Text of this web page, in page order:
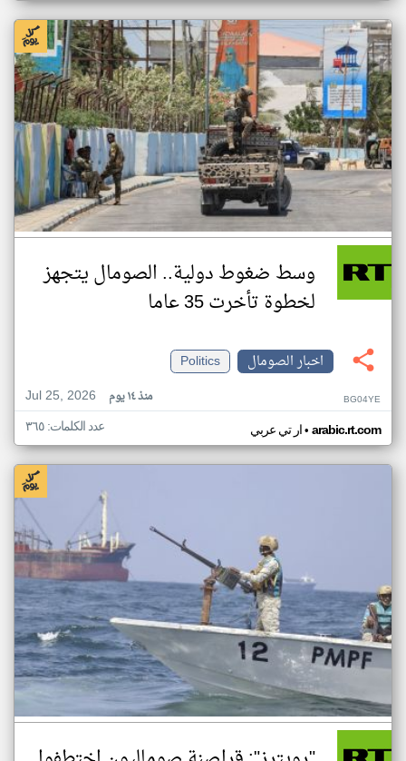
وسط ضغوط دولية.. الصومال يتجهز
لخطوة تأخرت 35 عاما
اخبار الصومال
Politics
Jul 25, 2026
منذ ١٤ يوم BG04YE
ار تي عربي• arabic.rt.com عدد الكلمات: ٣٦٥